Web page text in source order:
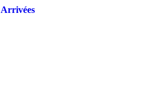
Arrivées